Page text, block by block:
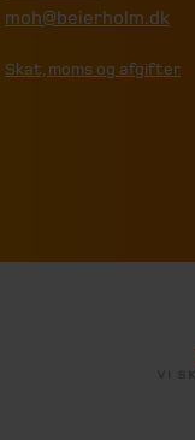
moh@beierholm.dk
Skat, moms og afgifter